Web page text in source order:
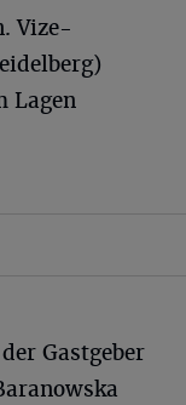
Vize-
Lagen
Gastgeber